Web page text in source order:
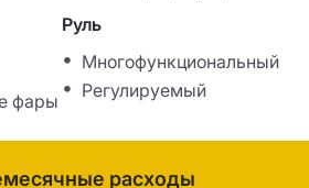
фары
Руль
Многофункциональный
Регулируемый
расходы